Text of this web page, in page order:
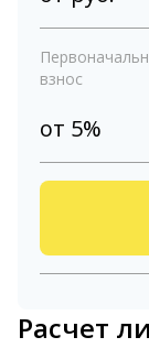
взнос
от 5%
Расчет